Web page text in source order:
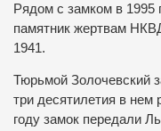
Рядом с замком в 1995
памятник жертвам
1941.
Тюрьмой Золочевский
три десятилетия в
году замок передали